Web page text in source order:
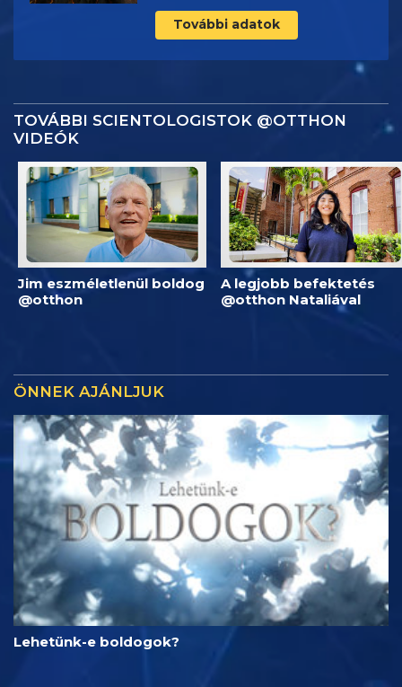
További adatok
TOVÁBBI SCIENTOLOGISTOK @OTTHON
VIDEÓK
Jim eszméletlenül boldog
@otthon
A legjobb befektetés
@otthon Nataliával
ÖNNEK AJÁNLJUK
Lehetünk-e boldogok?